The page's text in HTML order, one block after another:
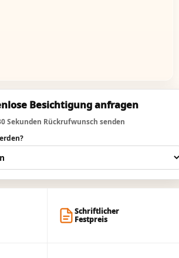
Besichtigung anfragen
Sekunden Rückrufwunsch senden
Schriftlicher
Festpreis